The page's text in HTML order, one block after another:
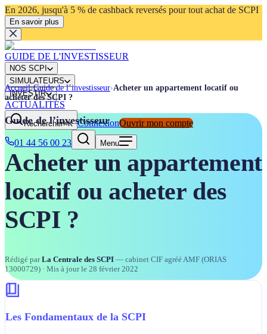
En 2026, jusqu'à 5 % de cashback reversés pour tout achat de SCPI
En savoir plus
GUIDE DE L'INVESTISSEUR
NOS SCPI
SIMULATEURS
INVESTIR
ACTUALITÉS
Rechercher⌘K ConnexionOuvrir mon compte
01 44 56 00 23
Menu
Accueil›Guide de l’investisseur›Acheter un appartement locatif ou
acheter des SCPI ?
Guide de l’investisseur
Acheter un appartement
locatif ou acheter des
SCPI ?
Rédigé par La Centrale des SCPI — cabinet CIF agréé AMF (ORIAS
13000729) · Mis à jour le 28 février 2022
Les Fondamentaux de la SCPI